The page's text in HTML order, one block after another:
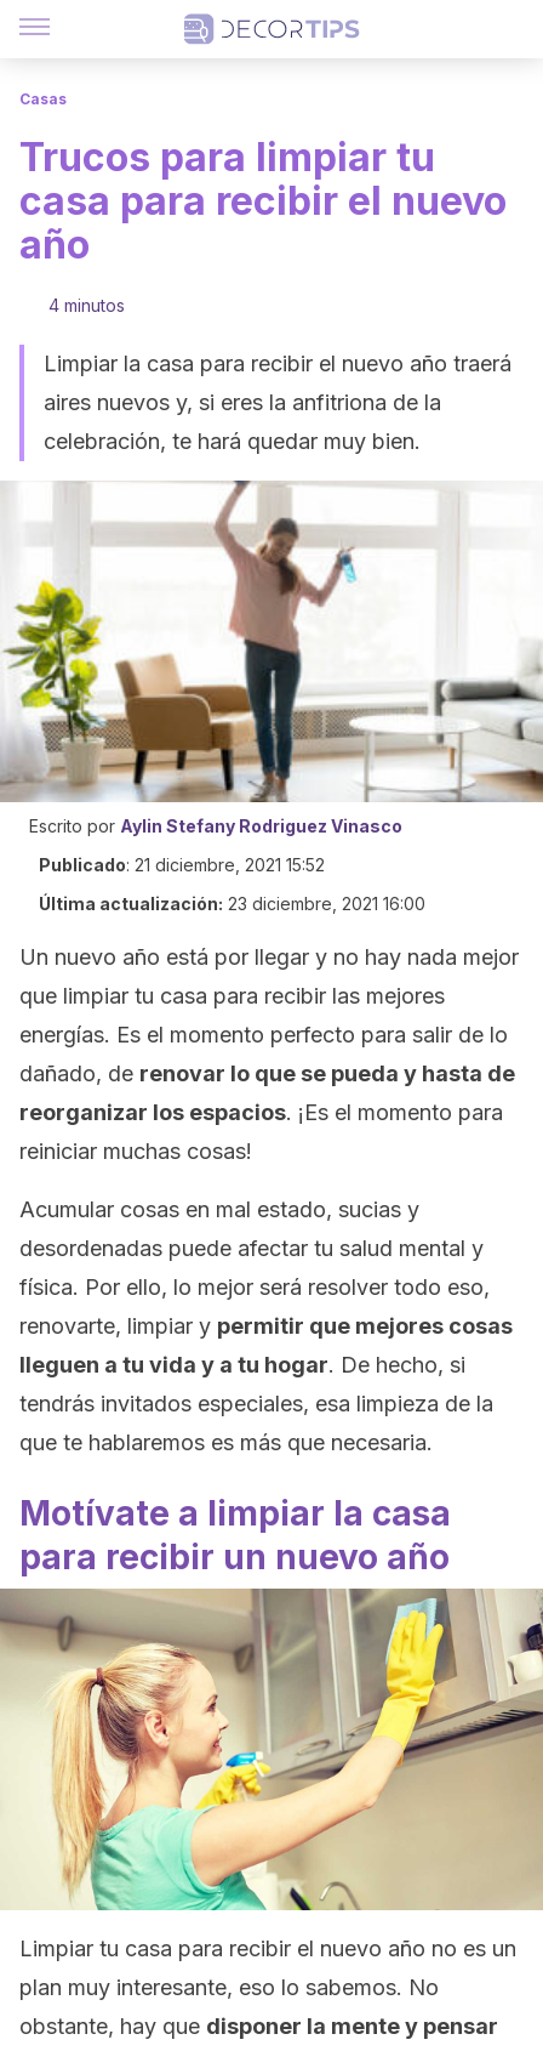
Casas
Trucos para limpiar tu
casa para recibir el nuevo
año
4 minutos
Limpiar la casa para recibir el nuevo año traerá
aires nuevos y, si eres la anfitriona de la
celebración, te hará quedar muy bien.
Escrito por Aylin Stefany Rodriguez Vinasco
Publicado: 21 diciembre, 2021 15:52
Última actualización: 23 diciembre, 2021 16:00
Un nuevo año está por llegar y no hay nada mejor
que limpiar tu casa para recibir las mejores
energías. Es el momento perfecto para salir de lo
dañado, de renovar lo que se pueda y hasta de
reorganizar los espacios. ¡Es el momento para
reiniciar muchas cosas!
Acumular cosas en mal estado, sucias y
desordenadas puede afectar tu salud mental y
física. Por ello, lo mejor será resolver todo eso,
renovarte, limpiar y permitir que mejores cosas
lleguen a tu vida y a tu hogar. De hecho, si
tendrás invitados especiales, esa limpieza de la
que te hablaremos es más que necesaria.
Motívate a limpiar la casa
para recibir un nuevo año
Limpiar tu casa para recibir el nuevo año no es un
plan muy interesante, eso lo sabemos. No
obstante, hay que disponer la mente y pensar